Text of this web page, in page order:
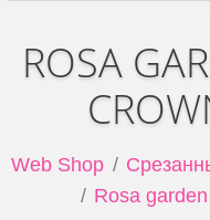
ROSA
Web Shop
Rosa